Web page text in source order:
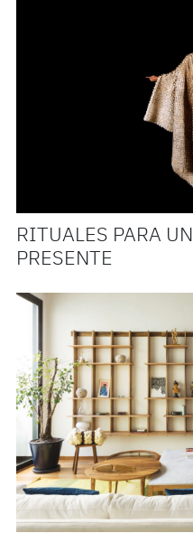
RITUALES PARA
PRESENTE